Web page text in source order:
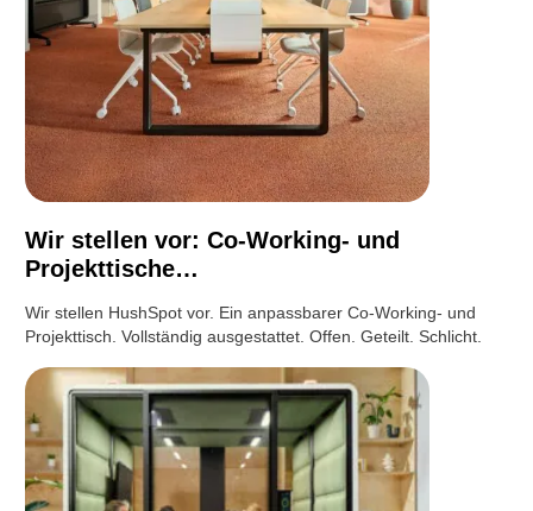
Wir stellen vor: Co-Working- und
Projekttische…
Wir stellen HushSpot vor. Ein anpassbarer Co-Working- und
Projekttisch. Vollständig ausgestattet. Offen. Geteilt. Schlicht.